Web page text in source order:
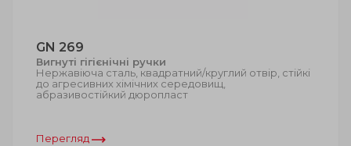
GN 269
Вигнуті гігієнічні ручки
Нержавіюча сталь, квадратний/круглий отвір, стійкі
до агресивних хімічних середовищ,
абразивостійкий дюропласт
Перегляд